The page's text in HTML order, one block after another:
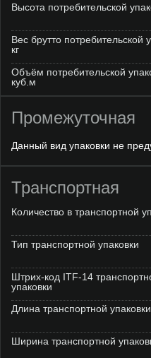
Высота потребительской
Вес брутто потребительской
кг
Объём потребительской
куб.м
Промежуточная
Данный вид упаковки не
Транспортная
Количество в транспортной
Тип транспортной упаковки
Штрих-код ITF-14
упаковки
Длина транспортной
Ширина транспортной